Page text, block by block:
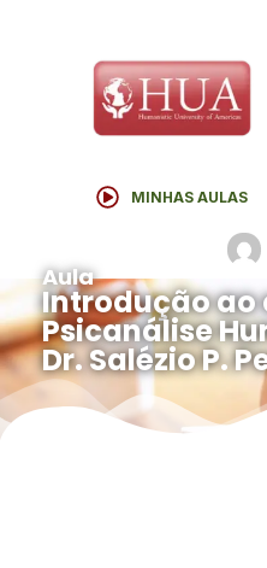
MINHAS AULAS
Aula
Introdução ao
Psicanálise
Dr. Salézio P.